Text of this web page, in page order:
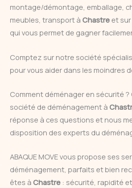
montage/démontage, emballage,
meubles, transport à Chastre et
qui vous permet de gagner
Comptez sur notre société
pour vous aider dans les moindres
Comment déménager en sécurité ?
société de déménagement à
réponse à ces questions et nous
disposition des experts du
ABAQUE MOVE vous propose ses
déménagement, parfaits et bien
êtes à Chastre : sécurité, rapidité